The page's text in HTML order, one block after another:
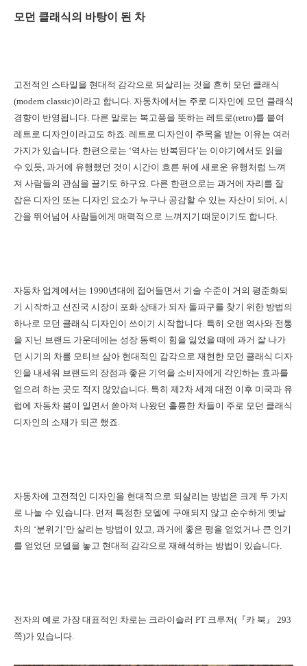
모던 클래식의 바탕이 된 차
고전적인 스타일을 현대적 감각으로 되살리는 것을 흔히 모던 클래식
(modern classic)이라고 합니다. 자동차에서는 주로 디자인에 모던 클래식
경향이 반영됩니다. 다른 말로는 복고풍을 뜻하는 레트로(retro)를 붙여
레트로 디자인이라고도 하죠. 레트로 디자인이 주목을 받는 이유는 여러
가지가 있습니다. 한편으로는 ‘역사는 반복된다’는 이야기에서도 읽을
수 있듯, 과거에 유행했던 것이 시간이 흐른 뒤에 새로운 유행처럼 느껴
져 사람들의 관심을 끌기도 하구요. 다른 한편으로는 과거에 자리를 잘
잡은 디자인 또는 디자인 요소가 누구나 공감할 수 있는 자산이 되어, 시
간을 뛰어넘어 사람들에게 매력적으로 느껴지기 때문이기도 합니다.
자동차 업계에서는 1990년대에 접어들면서 기술 수준이 거의 평준화되
기 시작하고 선진국 시장이 포화 상태가 되자 돌파구를 찾기 위한 방법의
하나로 모던 클래식 디자인이 쓰이기 시작합니다. 특히 오랜 역사와 전통
을 지닌 브랜드 가운데에는 성장 동력이 힘을 잃었을 때에 과거 잘 나가
던 시기의 차를 모티브 삼아 현대적인 감각으로 재현한 모던 클래식 디자
인을 내세워 브랜드의 장점과 좋은 기억을 소비자에게 각인하는 효과를
얻으려 하는 곳도 적지 않았습니다. 특히 제2차 세계 대전 이후 미국과 유
럽에 자동차 붐이 일면서 쏟아져 나왔던 훌륭한 차들이 주로 모던 클래식
디자인의 소재가 되곤 했죠.
자동차에 고전적인 디자인을 현대적으로 되살리는 방법은 크게 두 가지
로 나눌 수 있습니다. 먼저 특정한 모델에 구애되지 않고 순수하게 옛날
차의 ‘분위기’만 살리는 방법이 있고, 과거에 좋은 평을 얻었거나 큰 인기
를 얻었던 모델을 놓고 현대적 감각으로 재해석하는 방법이 있습니다.
전자의 예로 가장 대표적인 차로는 크라이슬러 PT 크루저(『카 북』 293
쪽)가 있습니다.